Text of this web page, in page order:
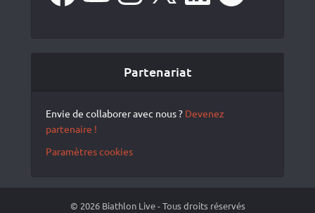
Partenariat
Envie de collaborer avec nous ? Devenez
partenaire !
Paramètres cookies
© 2026 Biathlon Live - Tous droits réservés